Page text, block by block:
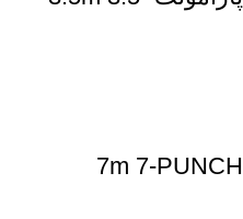
پانچ پوستی یکبار مصرف 7m 7-PUNCH